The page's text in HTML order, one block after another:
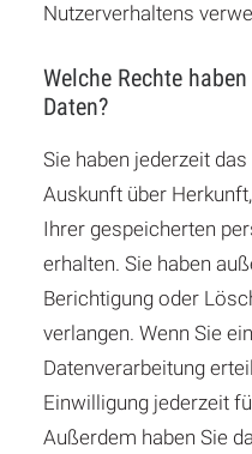
Nutzerverhaltens
Welche Rechte
Daten?
Sie haben jederzeit
Auskunft über
Ihrer gespeicherten
erhalten. Sie haben
Berichtigung oder
verlangen. Wenn Sie
Datenverarbeitung
Einwilligung jederzeit
Außerdem haben Sie